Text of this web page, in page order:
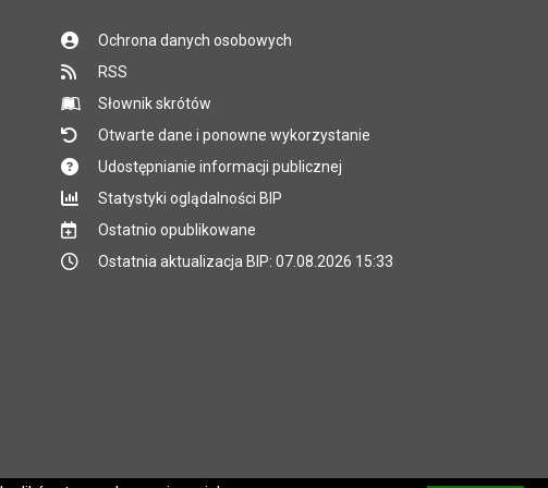
Ochrona danych osobowych
RSS
Słownik skrótów
Otwarte dane i ponowne wykorzystanie
Udostępnianie informacji publicznej
Statystyki oglądalności BIP
Ostatnio opublikowane
Ostatnia aktualizacja BIP: 07.08.2026 15:33